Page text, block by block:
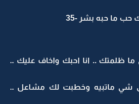
حب ما حبه بشر -35
ما ظلمتك .. انا احبك واخاف عليك ..
شي ماتبيه وخطبت لك مشاعل ..